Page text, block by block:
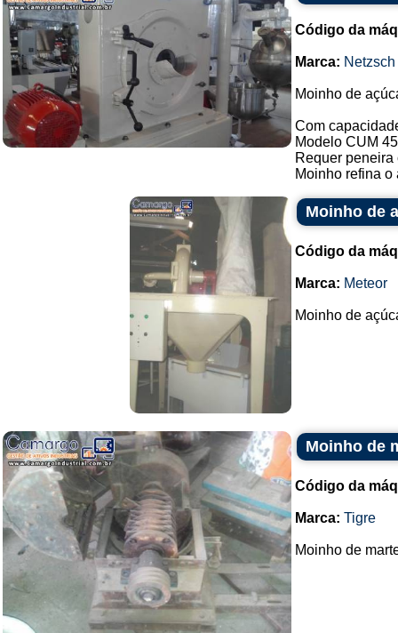
Código da
Marca: Netzsch
Moinho de
Com
Modelo CUM
Requer peneira
Moinho refina o
Moinho de
Código da
Marca: Meteor
Moinho de
Moinho de
Código da
Marca: Tigre
Moinho de